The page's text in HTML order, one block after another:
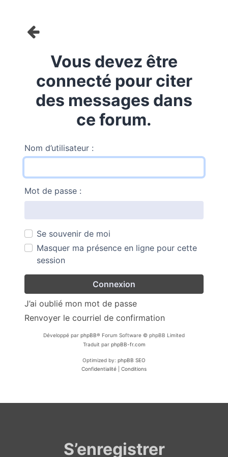
Vous devez être
connecté pour citer
des messages dans
ce forum.
Nom d’utilisateur :
Mot de passe :
Se souvenir de moi
Masquer ma présence en ligne pour cette
session
J’ai oublié mon mot de passe
Renvoyer le courriel de confirmation
Développé par phpBB® Forum Software © phpBB Limited
Traduit par phpBB-fr.com
Optimized by: phpBB SEO
Confidentialité
Conditions
S’enregistrer